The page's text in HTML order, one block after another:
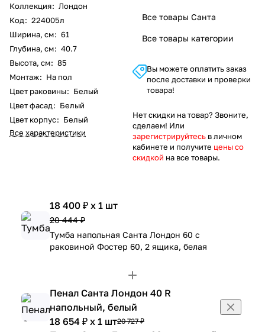
Коллекция: Лондон
Код: 224005л
Ширина, см: 61
Глубина, см: 40.7
Высота, см: 85
Монтаж: На пол
Цвет раковины: Белый
Цвет фасад: Белый
Цвет корпус: Белый
Все характеристики
Все товары Санта
Все товары категории
Вы можете оплатить заказ
после доставки и проверки
товара!
Нет скидки на товар? Звоните,
сделаем! Или
зарегистрируйтесь в личном
кабинете и получите цены со
скидкой на все товары.
18 400 ₽ x 1 шт
20 444 ₽
Тумба напольная Санта Лондон 60 с
раковиной Фостер 60, 2 ящика, белая
Пенал Санта Лондон 40 R
напольный, белый
18 654 ₽ x 1 шт20 727 ₽